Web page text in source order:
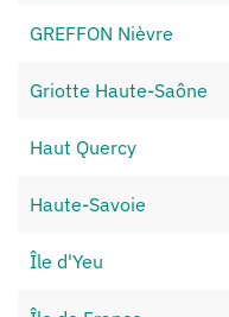
GREFFON Nièvre
Griotte Haute-Saône
Haut Quercy
Haute-Savoie
Île d'Yeu